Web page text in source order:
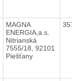
MAGNA
ENERGIA,a.s.
Nitrianská
7555/18, 92101
Piešťany